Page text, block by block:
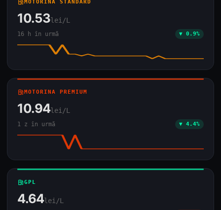
local_gas_stationMOTORINA STANDARD
10.53lei/L
16 h în urmă ▼ 0.9%
local_gas_stationMOTORINA PREMIUM
10.94lei/L
1 z în urmă ▼ 4.4%
local_gas_stationGPL
4.64lei/L